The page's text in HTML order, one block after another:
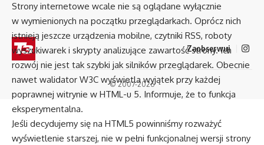
Strony internetowe wcale nie są oglądane wyłącznie
w wymienionych na początku przeglądarkach. Oprócz nich
istnieją jeszcze urządzenia mobilne, czytniki RSS, roboty
wyszukiwarek i skrypty analizujące zawartość strony. Ich
rozwój nie jest tak szybki jak silników przeglądarek. Obecnie
nawet walidator W3C wyświetla wyjątek przy każdej
poprawnej witrynie w HTML-u 5. Informuje, że to funkcja
eksperymentalna.
Jeśli decydujemy się na HTML5 powinniśmy rozważyć
wyświetlenie starszej, nie w pełni funkcjonalnej wersji strony
Zaobserwuj
© 2007-2026